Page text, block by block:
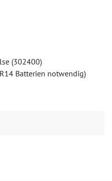
(302400)
Batterien notwendig)